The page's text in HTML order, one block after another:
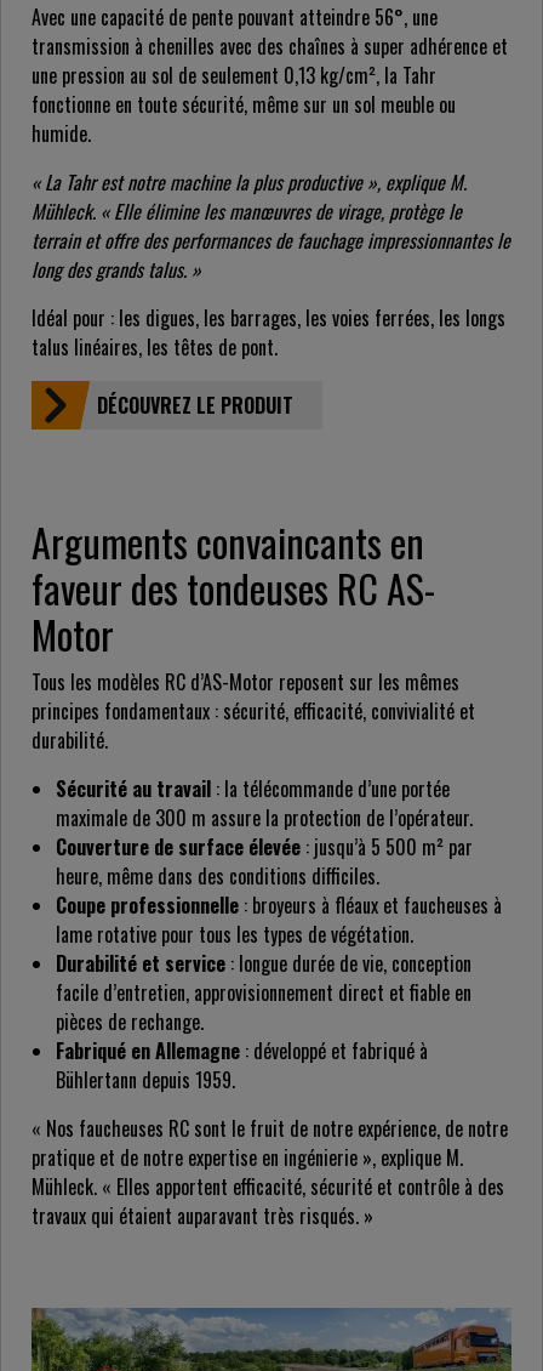
Avec une capacité de pente pouvant atteindre 56°, une
transmission à chenilles avec des chaînes à super adhérence et
une pression au sol de seulement 0,13 kg/cm², la Tahr
fonctionne en toute sécurité, même sur un sol meuble ou
humide.
« La Tahr est notre machine la plus productive », explique M.
Mühleck. « Elle élimine les manœuvres de virage, protège le
terrain et offre des performances de fauchage impressionnantes le
long des grands talus. »
Idéal pour : les digues, les barrages, les voies ferrées, les longs
talus linéaires, les têtes de pont.
DÉCOUVREZ LE PRODUIT
Arguments convaincants en
faveur des tondeuses RC AS-
Motor
Tous les modèles RC d’AS-Motor reposent sur les mêmes
principes fondamentaux : sécurité, efficacité, convivialité et
durabilité.
Sécurité au travail : la télécommande d’une portée
maximale de 300 m assure la protection de l’opérateur.
Couverture de surface élevée : jusqu’à 5 500 m² par
heure, même dans des conditions difficiles.
Coupe professionnelle : broyeurs à fléaux et faucheuses à
lame rotative pour tous les types de végétation.
Durabilité et service : longue durée de vie, conception
facile d’entretien, approvisionnement direct et fiable en
pièces de rechange.
Fabriqué en Allemagne : développé et fabriqué à
Bühlertann depuis 1959.
« Nos faucheuses RC sont le fruit de notre expérience, de notre
pratique et de notre expertise en ingénierie », explique M.
Mühleck. « Elles apportent efficacité, sécurité et contrôle à des
travaux qui étaient auparavant très risqués. »